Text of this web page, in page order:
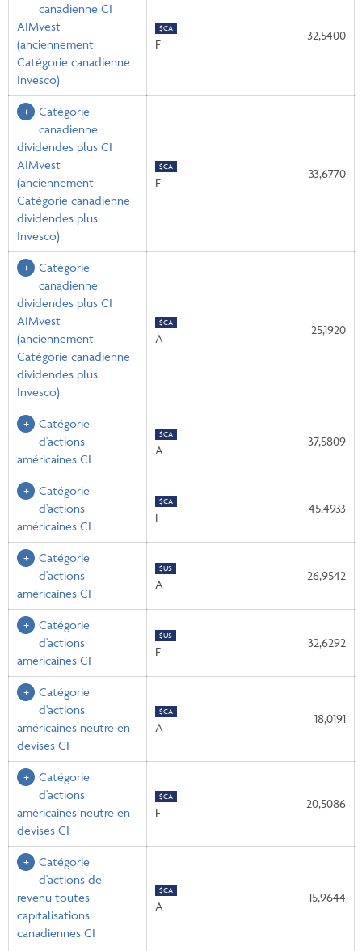
canadienne CI
AIMvest
(anciennement
Catégorie canadienne
Invesco)
$CA
F
32,5400
Catégorie
canadienne
dividendes plus CI
AIMvest
(anciennement
Catégorie canadienne
dividendes plus
Invesco)
$CA
F
33,6770
Catégorie
canadienne
dividendes plus CI
AIMvest
(anciennement
Catégorie canadienne
dividendes plus
Invesco)
$CA
A
25,1920
Catégorie
d'actions
américaines CI
$CA
A
37,5809
Catégorie
d'actions
américaines CI
$CA
F
45,4933
Catégorie
d'actions
américaines CI
$US
A
26,9542
Catégorie
d'actions
américaines CI
$US
F
32,6292
Catégorie
d'actions
américaines neutre en
devises CI
$CA
A
18,0191
Catégorie
d'actions
américaines neutre en
devises CI
$CA
F
20,5086
Catégorie
d'actions de
revenu toutes
capitalisations
canadiennes CI
$CA
A
15,9644